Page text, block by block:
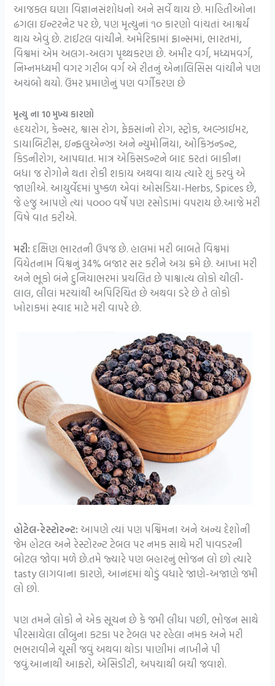
આજકલ ઘણા વિજ્ઞાનસંશોધનો અને સર્વે થાય છે. માહિતીઓના
ઢગલા ઇન્ટરનેટ પર છે, પણ મૃત્યુનાં ૧૦ કારણો વાંચતાં આશ્વર્ય
થાય એવું છે. ટાઈટલ વાંચીને. અમેરિકામાં ફ્રાન્સમાં, ભારતમાં,
વિશ્વમાં એમ અલગ-અલગ પૃથ્થકરણ છે. અમીર વર્ગ, મધ્યમવર્ગ,
નિમ્નમધ્યમી વગર ગરીબ વર્ગ એ રીતનું એનાલિસિસ વાંચીને પણ
અચંબો થયો. ઉંમર પ્રમાણેનું પણ વર્ગીકરણ છે
મૃત્યુ ના 10 મુખ્ય કારણો
હૃદયરોગ, કેન્સર, શ્વાસ રોગ, ફેફસાંનો રોગ, સ્ટ્રોક, અલ્ઝાઈમર,
ડાયાબિટીસ, ઇન્ફલુએન્ઝા અને ન્યુમોનિયા, ઓકિઝન્ડન્ટ,
કિડનીરોગ, આપઘાત. માત્ર એકિસડન્ટને બાદ કરતાં બાકીના
બધા જ રોગોને થતા રોકી શકાય અથવા થાય ત્યારે શું કરવું એ
જાણીએ. આયુર્વેદમાં પુષ્કળ એવાં ઓસડિયા-Herbs, Spices છે,
જે હજુ આપણે ત્યાં ૫૦૦૦ વર્ષે પણ રસોડામાં વપરાય છે.આજે મરી
વિષે વાત કરીએ.
મરી:દક્ષિણ ભારતની ઉપજ છે. હાલમાં મરી બાબતે વિશ્વમાં
વિયેતનામ વિશ્વનું 34% બજાર સર કરીને અગ્ર ક્રમે છે. આખા મરી
અને ભૂકો બંને દુનિયાભરમાં પ્રચલિત છે પાશ્વાત્ય લોકો ચીલી-
લાલ, લીલાં મરચાંથી અપિરિચિત છે અથવા ડરે છે તે લોકો
ખોરાકમાં સ્વાદ માટે મરી વાપરે છે.
હોટેલ-રેસ્ટોરન્ટ:આપણે ત્યાં પણ પશ્વિમના અને અન્ય દેશોની
જેમ હોટલ અને રેસ્ટોરન્ટ ટેબલ પર નમક સાથે મરી પાવડરની
બોટલ જોવા મળે છે.તમે જ્યારે પણ બહારનું ભોજન લો છો ત્યારે
tasty લાગવાના કારણે, આનંદમાં થોડું વધારે જાણે-અજાણે જમી
લો છો.
પણ તમને લોકો ને એક સૂચન છે કે જમી લીધા પછી, ભોજન સાથે
પીરસાયેલા લીંબુના કટકા પર ટેબલ પર રહેલા નમક અને મરી
ભભરાવીને ચૂસી જવું અથવા થોડા પાણીમાં નાખીને પી
જવું.આનાથી આફરો, એસિડીટી, અપચાથી બચી જવાશે.